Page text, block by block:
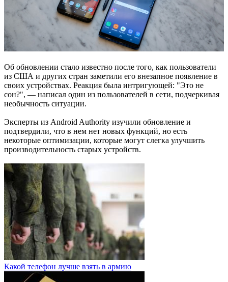
Об обновлении стало известно после того, как пользователи
из США и других стран заметили его внезапное появление в
своих устройствах. Реакция была интригующей: "Это не
сон?", — написал один из пользователей в сети, подчеркивая
необычность ситуации.
Эксперты из Android Authority изучили обновление и
подтвердили, что в нем нет новых функций, но есть
некоторые оптимизации, которые могут слегка улучшить
производительность старых устройств.
Какой телефон лучше взять в армию